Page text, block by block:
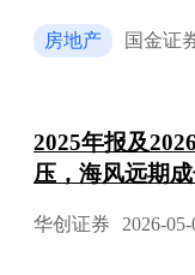
房地产 国金证
2025年报及
压，海风远期
华创证券 2026-05-